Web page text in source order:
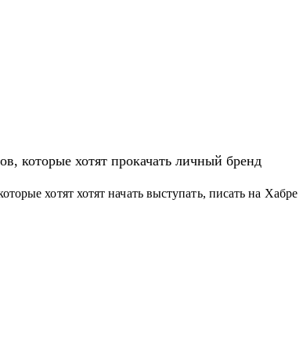
которые хотят прокачать личный бренд
хотят хотят начать выступать, писать на Хабре